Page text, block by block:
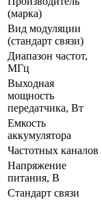
(марка)
Вид модуляции
(стандарт связи)
Диапазон частот,
МГц
Выходная
мощность
передатчика, Вт
Емкость
аккумулятора
Частотных каналов
Напряжение
питания, В
Стандарт связи